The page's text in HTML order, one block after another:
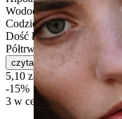
Wodoodporna
Codzienne użytkowanie
Dość łatwe
Półtrwała
czytaj więcej
5,10 zł6,00 zł
-15%
3 w cenie 2